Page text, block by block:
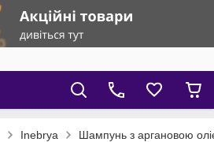
Inebrya Шампунь з аргановою